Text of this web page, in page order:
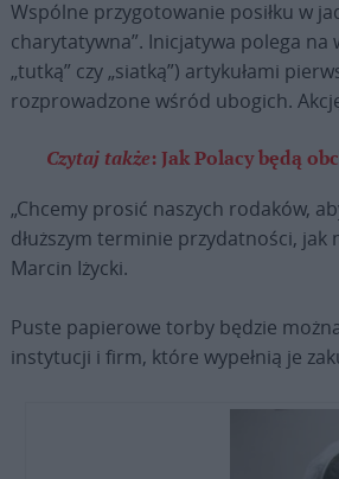
Wspólne przygotowanie posiłku w
charytatywna”. Inicjatywa polega
„tutką” czy „siatką”) artykułami
rozprowadzone wśród ubogich.
Czytaj także: Jak Polacy będą
„Chcemy prosić naszych rodaków,
dłuższym terminie przydatności, jak
Marcin Iżycki.
Puste papierowe torby będzie
instytucji i firm, które wypełnią je